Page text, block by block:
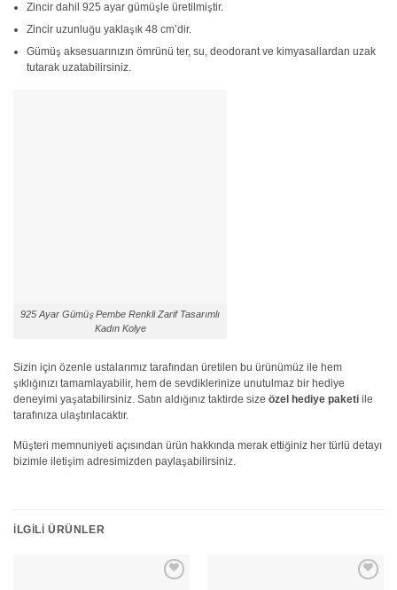
Zincir dahil 925 ayar gümüşle üretilmiştir.
Zincir uzunluğu yaklaşık 48 cm’dir.
Gümüş aksesuarınızın ömrünü ter, su, deodorant ve kimyasallardan uzak
tutarak uzatabilirsiniz.
925 Ayar Gümüş Pembe Renkli Zarif Tasarımlı
Kadın Kolye
Sizin için özenle ustalarımız tarafından üretilen bu ürünümüz ile hem
şıklığınızı tamamlayabilir, hem de sevdiklerinize unutulmaz bir hediye
deneyimi yaşatabilirsiniz. Satın aldığınız taktirde size özel hediye paketi ile
tarafınıza ulaştırılacaktır.
Müşteri memnuniyeti açısından ürün hakkında merak ettiğiniz her türlü detayı
bizimle iletişim adresimizden paylaşabilirsiniz.
İLGILI ÜRÜNLER